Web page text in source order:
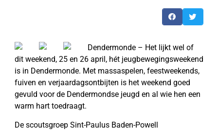
Dendermonde – Het lijkt wel of
dit weekend, 25 en 26 april, hét jeugbewegingsweekend
is in Dendermonde. Met massaspelen, feestweekends,
fuiven en verjaardagsontbijten is het weekend goed
gevuld voor de Dendermondse jeugd en al wie hen een
warm hart toedraagt.
De scoutsgroep Sint-Paulus Baden-Powell